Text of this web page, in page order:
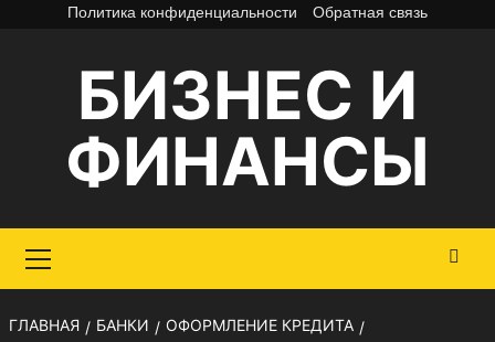
Перейти
содержимому
Политика конфиденциальности Обратная связь
БИЗНЕС И
ФИНАНСЫ
меню
ГЛАВНАЯ БАНКИ
ОФОРМЛЕНИЕ КРЕДИТА